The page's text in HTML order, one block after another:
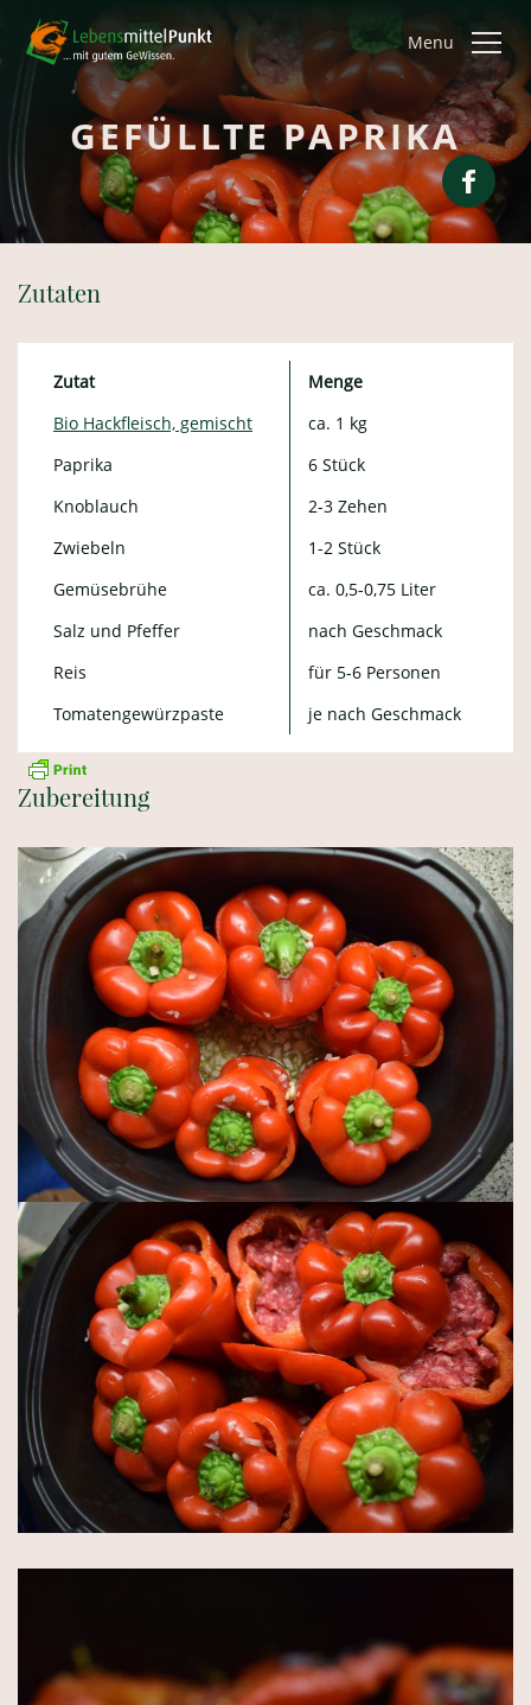
Menu
GEFÜLLTE PAPRIKA
Zutaten
Zutat
Menge
Bio Hackfleisch, gemischt
ca. 1 kg
Paprika
6 Stück
Knoblauch
2-3 Zehen
Zwiebeln
1-2 Stück
Gemüsebrühe
ca. 0,5-0,75 Liter
Salz und Pfeffer
nach Geschmack
Reis
für 5-6 Personen
Tomatengewürzpaste
je nach Geschmack
Zubereitung